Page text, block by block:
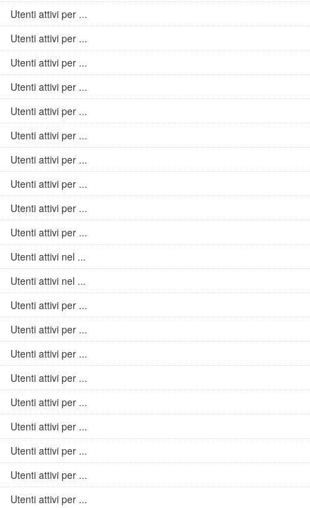
Utenti attivi per ...
Utenti attivi per ...
Utenti attivi per ...
Utenti attivi per ...
Utenti attivi per ...
Utenti attivi per ...
Utenti attivi per ...
Utenti attivi per ...
Utenti attivi per ...
Utenti attivi per ...
Utenti attivi nel ...
Utenti attivi nel ...
Utenti attivi per ...
Utenti attivi per ...
Utenti attivi per ...
Utenti attivi per ...
Utenti attivi per ...
Utenti attivi per ...
Utenti attivi per ...
Utenti attivi per ...
Utenti attivi per ...